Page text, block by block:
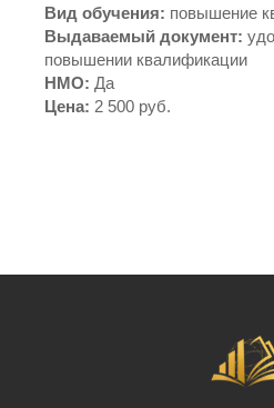
Вид обучения: повышение
Выдаваемый документ:
повышении квалификации
НМО: Да
Цена: 2 500 руб.